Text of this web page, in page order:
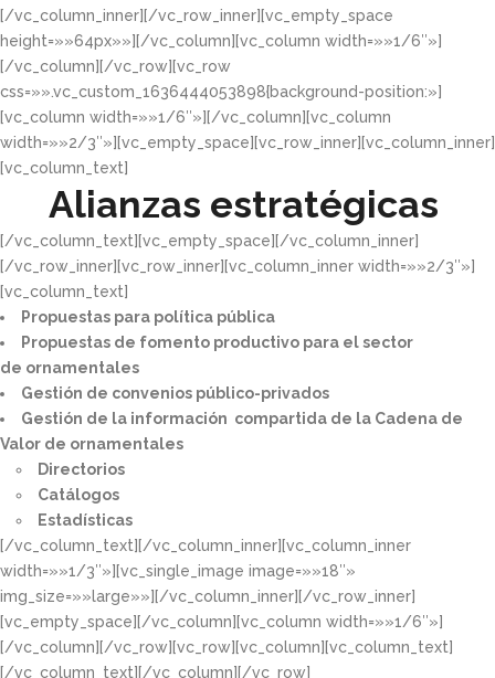
[/vc_column_inner][/vc_row_inner][vc_empty_space
height=»»64px»»][/vc_column][vc_column width=»»1/6″»]
[/vc_column][/vc_row][vc_row
css=»».vc_custom_1636444053898{background-position:»]
[vc_column width=»»1/6″»][/vc_column][vc_column
width=»»2/3″»][vc_empty_space][vc_row_inner][vc_column_inner]
[vc_column_text]
Alianzas estratégicas
[/vc_column_text][vc_empty_space][/vc_column_inner]
[/vc_row_inner][vc_row_inner][vc_column_inner width=»»2/3″»]
[vc_column_text]
Propuestas para política pública​
Propuestas de fomento productivo para el sector
de ornamentales​
Gestión de convenios público-privados​
Gestión de la información compartida de la Cadena de
Valor de ornamentales​
Directorios​
Catálogos​
Estadísticas
[/vc_column_text][/vc_column_inner][vc_column_inner
width=»»1/3″»][vc_single_image image=»»18″»
img_size=»»large»»][/vc_column_inner][/vc_row_inner]
[vc_empty_space][/vc_column][vc_column width=»»1/6″»]
[/vc_column][/vc_row][vc_row][vc_column][vc_column_text]
[/vc_column_text][/vc_column][/vc_row]